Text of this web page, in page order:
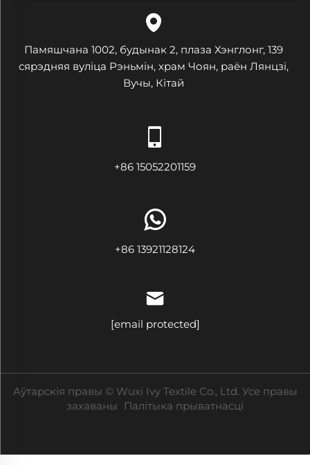
Памяшчана 1002, будынак 2, плаза Хэнглонг, 139
сярэдняя вуліца Рэньмін, храм Чоян, раён Лянцзі,
Вучы, Кітай
+86 15052201159
+86 13921128124
[email protected]
Аўтарскія правы © Wuxi Ivy Textile Co., Ltd. Усе правы
захаваны
Палітыка прыватнасці